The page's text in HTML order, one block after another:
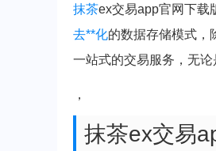
抹茶ex交易app官网下载
去**化的数据存储模式，
一站式的交易服务，无论
，
抹茶ex交易